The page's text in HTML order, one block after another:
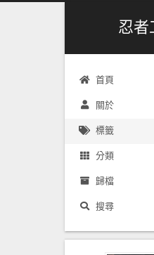
忍者
首頁
關於
標籤
分類
歸檔
搜尋